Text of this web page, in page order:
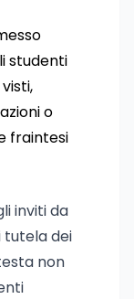
studenti
o
fraintesi
inviti da
tutela dei
non